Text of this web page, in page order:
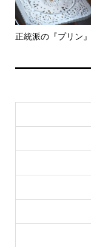
正統派の『プリン』